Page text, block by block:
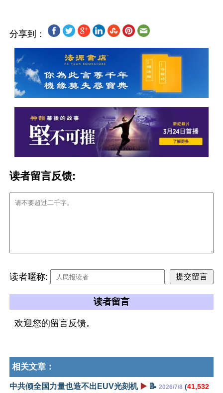
分享到：
读者留言反馈:
读者暱称:
读者留言
欢迎您的留言反馈。
相关文章：
中共倾全国力量也造不出EUV光刻机 ▶️ 📝 2026/7/8 (41,532